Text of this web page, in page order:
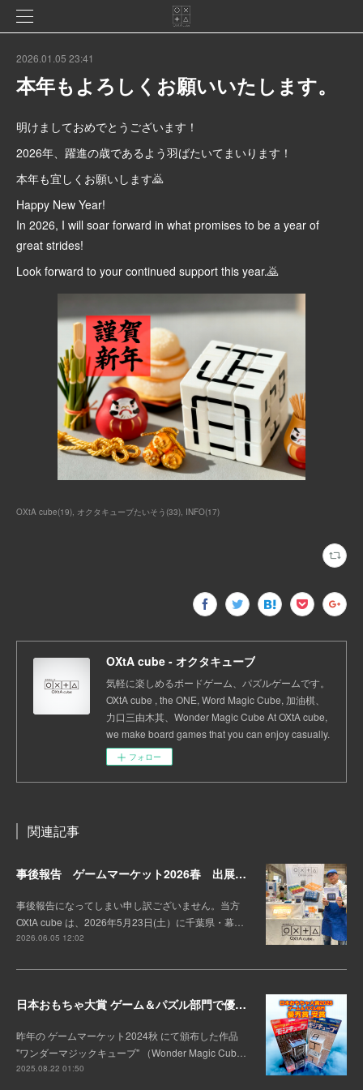
2026.01.05 23:41
本年もよろしくお願いいたします。
明けましておめでとうございます！
2026年、躍進の歳であるよう羽ばたいてまいります！
本年も宜しくお願いします🙇
Happy New Year!
In 2026, I will soar forward in what promises to be a year of
great strides!
Look forward to your continued support this year.🙇
OXtA cube(19) オクタキューブたいそう (33) INFO(17)
OXtA cube - オクタキューブ
気軽に楽しめるボードゲーム、パズルゲームです。
OXtA cube , the ONE, Word Magic Cube, 加油棋、
力口三由木其、Wonder Magic Cube At OXtA cube,
we make board games that you can enjoy casually.
フォロー
関連記事
事後報告 ゲームマーケット2026春 出展しました。
事後報告になってしまい申し訳ございません。当方
OXtA cube は、2026年5月23日(土）に千葉県・幕…
2026.06.05 12:02
日本おもちゃ大賞 ゲーム＆パズル部門で優秀賞を受賞！
昨年の ゲームマーケット2024秋 にて頒布した作品
"ワンダーマジックキューブ" （Wonder Magic Cub…
2025.08.22 01:50